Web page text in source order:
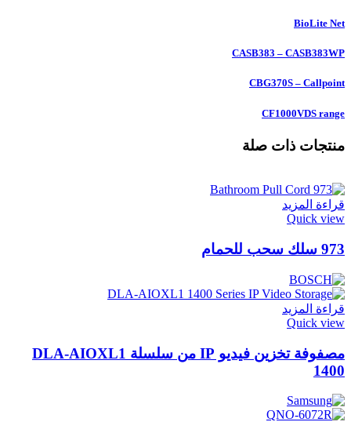
BioLite Net
CASB383 – CASB383WP
CBG370S – Callpoint
CF1000VDS range
منتجات ذات صلة
قراءة المزيد
Quick view
973 سلك سحب للحمام
قراءة المزيد
Quick view
مصفوفة تخزين فيديو IP من سلسلة DLA-AIOXL1
1400